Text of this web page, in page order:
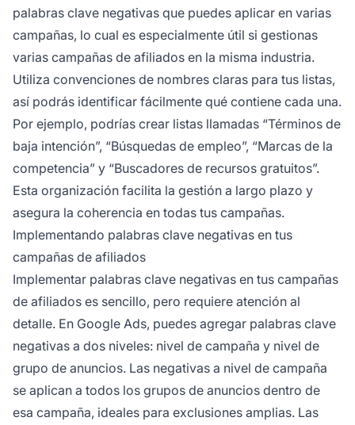
palabras clave negativas que puedes aplicar en varias
campañas, lo cual es especialmente útil si gestionas
varias campañas de afiliados en la misma industria.
Utiliza convenciones de nombres claras para tus listas,
así podrás identificar fácilmente qué contiene cada una.
Por ejemplo, podrías crear listas llamadas “Términos de
baja intención”, “Búsquedas de empleo”, “Marcas de la
competencia” y “Buscadores de recursos gratuitos”.
Esta organización facilita la gestión a largo plazo y
asegura la coherencia en todas tus campañas.
Implementando palabras clave negativas en tus
campañas de afiliados
Implementar palabras clave negativas en tus campañas
de afiliados es sencillo, pero requiere atención al
detalle. En Google Ads, puedes agregar palabras clave
negativas a dos niveles: nivel de campaña y nivel de
grupo de anuncios. Las negativas a nivel de campaña
se aplican a todos los grupos de anuncios dentro de
esa campaña, ideales para exclusiones amplias. Las